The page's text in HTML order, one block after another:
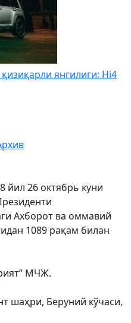
қизиқарли янгилиги: Hi4
йил 26 октябрь куни
Ахборот ва оммавий
1089 рақам билан
МЧЖ.
шаҳри, Беруний кўчаси,